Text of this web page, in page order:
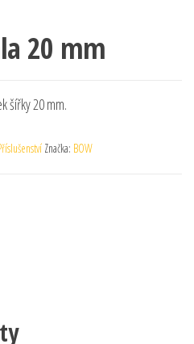
20 mm
šířky 20 mm.
Značka: BOW